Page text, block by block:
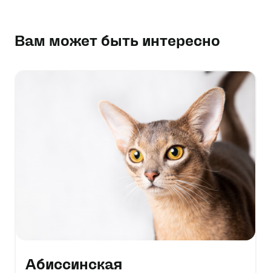
Вам может быть интересно
Абиссинская